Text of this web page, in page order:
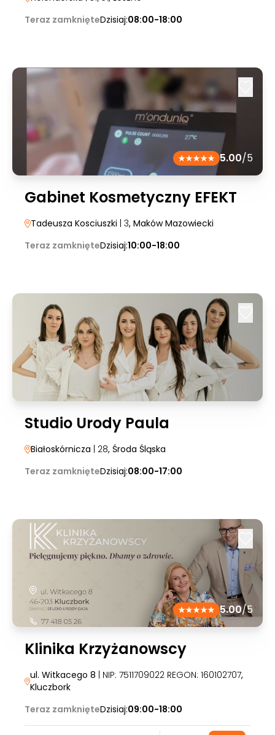
Teraz zamknięteDzisiaj:08:00-18:00
5.00/5
Gabinet Kosmetyczny EFEKT
Tadeusza Kosciuszki | 3, Maków Mazowiecki
Teraz zamknięteDzisiaj:10:00-18:00
Studio Urody Paula
Białoskórnicza | 28, Środa Śląska
Teraz zamknięteDzisiaj:08:00-17:00
5.00/5
Klinika Krzyżanowscy
ul. Witkacego 8 | NIP: 7511709022 REGON: 160102707,
Kluczbork
Teraz zamknięteDzisiaj:09:00-18:00